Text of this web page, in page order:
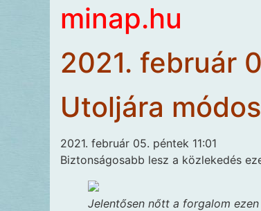
minap.hu
2021. február
Utoljára
2021. február 05. péntek 11:01
Biztonságosabb lesz a közlekedés
Jelentősen nőtt a forgalom